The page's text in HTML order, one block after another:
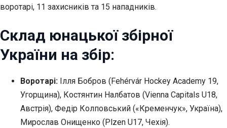
воротарі, 11 захисників та 15 нападників.
Склад юнацької збірної
України на збір:
Воротарі: Ілля Бобров (Fehérvár Hockey Academy 19,
Угорщина), Костянтин Налбатов (Vienna Capitals U18,
Австрія), Федір Колповський («Кременчук», Україна),
Мирослав Онищенко (Plzen U17, Чехія).